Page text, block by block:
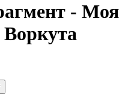
- Моя
Воркута